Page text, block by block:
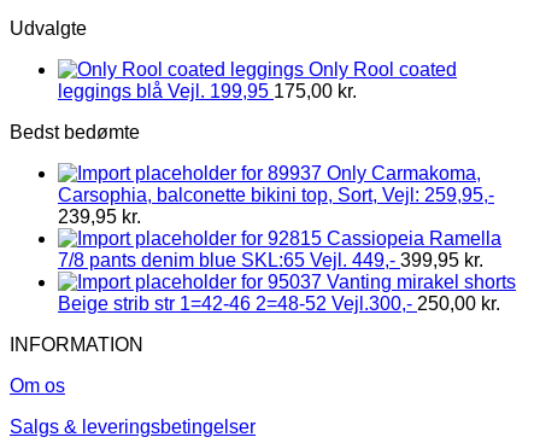
Udvalgte
Only Rool coated
leggings blå Vejl. 199,95 175,00 kr.
Bedst bedømte
Only Carmakoma,
Carsophia, balconette bikini top, Sort, Vejl: 259,95,-
239,95 kr.
Cassiopeia Ramella
7/8 pants denim blue SKL:65 Vejl. 449,- 399,95 kr.
Vanting mirakel shorts
Beige strib str 1=42-46 2=48-52 Vejl.300,- 250,00 kr.
INFORMATION
Om os
Salgs & leveringsbetingelser